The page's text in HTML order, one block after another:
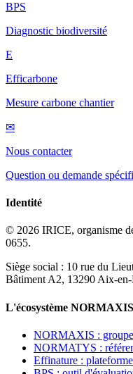
BPS
Diagnostic biodiversité
E
Efficarbone
Mesure carbone chantier
✉
Nous contacter
Question ou demande
Identité
© 2026 IRICE, organisme
0655.
Siège social : 10 rue du
Bâtiment A2, 13290 Aix-en-
L'écosystème NORMAXIS
NORMAXIS :
NORMATYS :
Effinature :